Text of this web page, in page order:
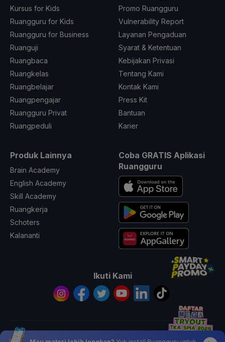
Kursus for Kids
Ruangguru for Kids
Ruangguru for Business
Ruanguji
Ruangbaca
Ruangkelas
Ruangbelajar
Ruangpengajar
Ruangguru Privat
Ruangpeduli
Promo Ruangguru
Vulnerability Report
Layanan Pengaduan
Syarat & Ketentuan
Kebijakan Privasi
Tentang Kami
Kontak Kami
Press Kit
Bantuan
Karier
Produk Lainnya
Brain Academy
English Academy
Skill Academy
Ruangkerja
Schoters
Kalananti
Coba GRATIS Aplikasi
Ruangguru
Ikuti Kami
© 2026 All Rights Reserved PT. Ruang Raya Indonesia